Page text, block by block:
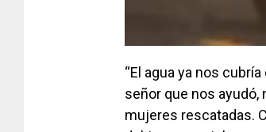
“El agua ya nos
señor que nos ayudó,
mujeres rescatadas.